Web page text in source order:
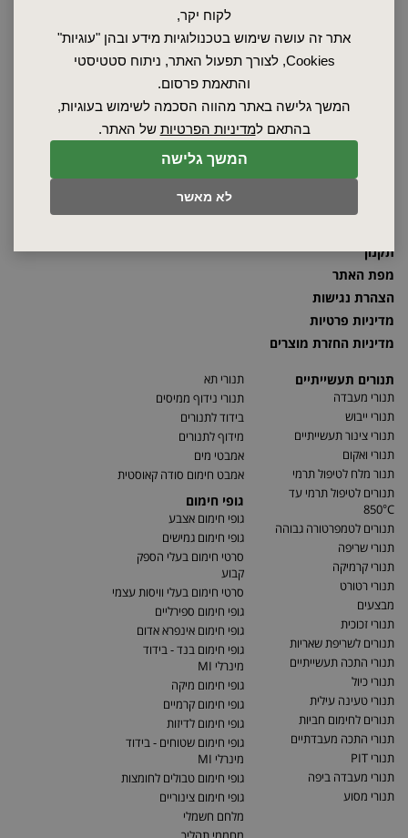
המשך גלישה
לא מאשר
לקוח יקר,
אתר זה עושה שימוש בטכנולוגיות מידע ובהן "עוגיות"
Cookies, לצורך תפעול האתר, ניתוח סטטיסטי
והתאמת פרסום.
המשך גלישה באתר מהווה הסכמה לשימוש בעוגיות,
בהתאם למדיניות הפרטיות של האתר.
2026 © כל הזכויות שמורות לאלקטרוטרם שיווק בע"מ, אין להעתיק, לשכפל
טקסטים, תמונות וכל חומר אחר באתר זה ללא אישור בעלי החברה.
שרות ותחזוקה
תקנון
מפת האתר
הצהרת נגישות
מדיניות פרטיות
מדיניות החזרת מוצרים
תנורים תעשייתיים
תנורי מעבדה
תנורי ייבוש
תנורי צינור תעשייתיים
תנורי ואקום
תנור מלח לטיפול תרמי
תנורים לטיפול תרמי עד
850°C
תנורים לטמפרטורה גבוהה
תנורי שריפה
תנורי קרמיקה
תנורי רטורט
מבצעים
תנורי זכוכית
תנורים לשריפת שאריות
תנורי התכה תעשייתיים
תנורי כיול
תנורי טעינה עילית
תנורים לחימום חביות
תנורי התכה מעבדתיים
תנורי PIT
תנורי מעבדה ביפה
תנורי מסוע
תנורי תא
תנורי נידוף ממיסים
בידוד לתנורים
מידוף לתנורים
אמבטי מים
אמבט חימום סודה קאוסטית
גופי חימום
גופי חימום אצבע
גופי חימום גמישים
סרטי חימום בעלי הספק
קבוע
סרטי חימום בעלי וויסות עצמי
גופי חימום ספירליים
גופי חימום אינפרא אדום
גופי חימום בנד - בידוד
מינרלי MI
גופי חימום מיקה
גופי חימום קרמיים
גופי חימום לדיזות
גופי חימום שטוחים - בידוד
מינרלי MI
גופי חימום טבולים לחומצות
גופי חימום צינוריים
מלחם חשמלי